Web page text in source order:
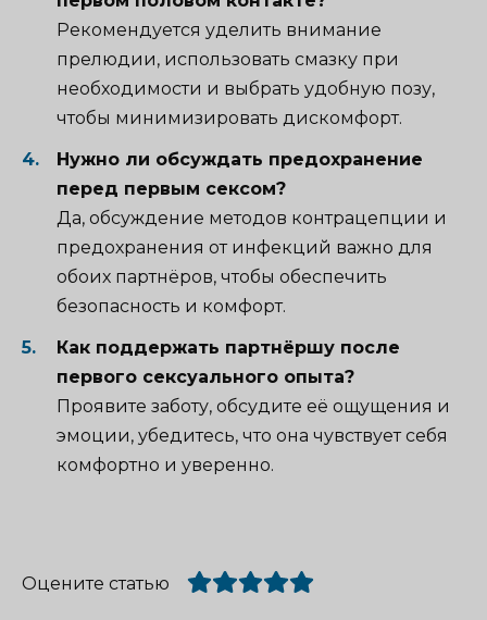
Рекомендуется уделить внимание
прелюдии, использовать смазку при
необходимости и выбрать удобную позу,
чтобы минимизировать дискомфорт.
Нужно ли обсуждать предохранение
перед первым сексом?
Да, обсуждение методов контрацепции и
предохранения от инфекций важно для
обоих партнёров, чтобы обеспечить
безопасность и комфорт.
Как поддержать партнёршу после
первого сексуального опыта?
Проявите заботу, обсудите её ощущения и
эмоции, убедитесь, что она чувствует себя
комфортно и уверенно.
Оцените статью